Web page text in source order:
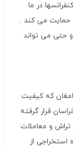
در ما
حمایت می کند .
و حتی می تواند
که‌ کیفیت‌
قرار گرفته‌
و معاملات‌
استخراجی‌ از